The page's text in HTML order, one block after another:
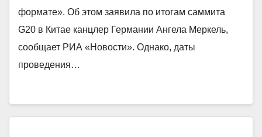
формате». Об этом заявила по итогам саммита
G20 в Китае канцлер Германии Ангела Меркель,
сообщает РИА «Новости». Однако, даты
проведения…